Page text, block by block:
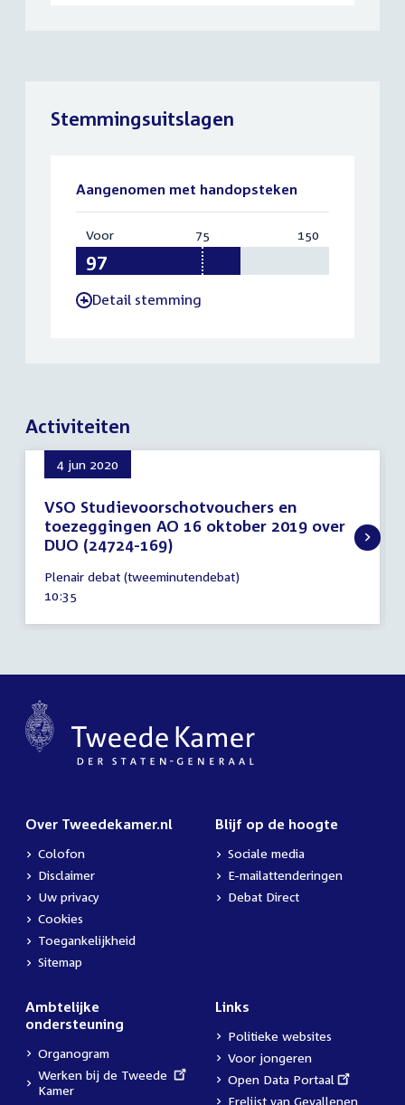
Stemmingsuitslagen
Aangenomen met handopsteken
Voor:
75 150
-Detail stemming
Activiteiten
4 jun 2020
VSO Studievoorschotvouchers en
toezeggingen AO 16 oktober 2019 over
DUO (24724-169)
juni
2020
Plenair debat (tweeminutendebat)
Tijd
10:35
Over Tweedekamer.nl
Colofon
Disclaimer
Uw privacy
Cookies
Toegankelijkheid
Sitemap
Blijf op de hoogte
Sociale media
E-mailattenderingen
Debat Direct
Ambtelijke
ondersteuning
Organogram
External
link:
Werken bij de Tweede
Kamer
Links
Politieke websites
Voor jongeren
External
link:
Open Data Portaal
Erelijst van Gevallenen